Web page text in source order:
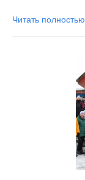
Читать полностью